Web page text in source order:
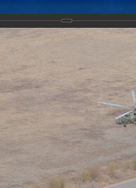
Аналитика
2017" набирает обороты